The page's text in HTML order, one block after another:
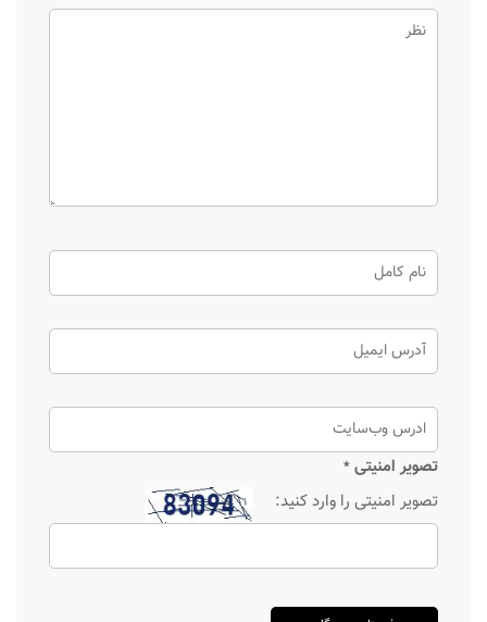
تصویر امنیتی *
تصویر امنیتی را وارد کنید: